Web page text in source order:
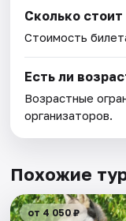
Сколько стоит
Стоимость
Есть ли
Возрастные
организаторов.
Похожие
от 4 050 ₽